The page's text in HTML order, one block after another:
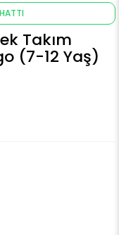
Takım
(7-12 Yaş)